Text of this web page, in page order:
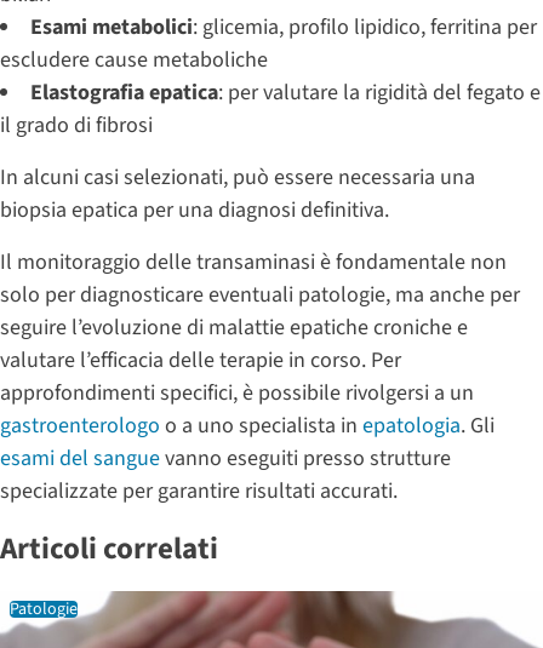
Esami metabolici: glicemia, profilo lipidico, ferritina per
escludere cause metaboliche
Elastografia epatica: per valutare la rigidità del fegato e
il grado di fibrosi
In alcuni casi selezionati, può essere necessaria una
biopsia epatica per una diagnosi definitiva.
Il monitoraggio delle transaminasi è fondamentale non
solo per diagnosticare eventuali patologie, ma anche per
seguire l’evoluzione di malattie epatiche croniche e
valutare l’efficacia delle terapie in corso. Per
approfondimenti specifici, è possibile rivolgersi a un
gastroenterologo o a uno specialista in epatologia. Gli
esami del sanguevanno eseguiti presso strutture
specializzate per garantire risultati accurati.
Articoli correlati
Patologie